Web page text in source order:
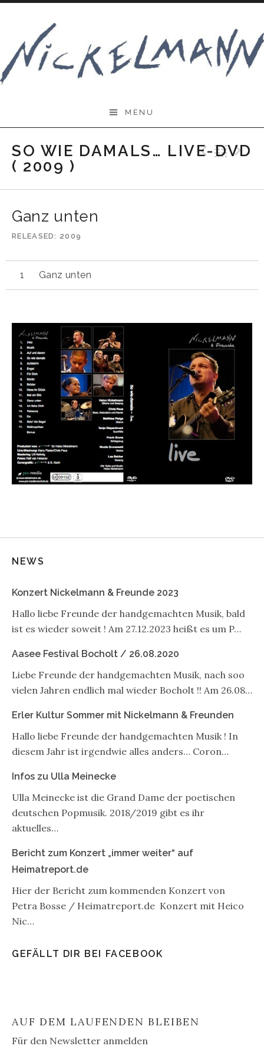
content
Nickelmann.de
MENU
SO WIE DAMALS… LIVE-DVD
( 2009 )
Ganz unten
RELEASED 2009
Ganz unten
NEWS
Konzert Nickelmann & Freunde 2023
Hallo liebe Freunde der handgemachten Musik, bald
ist es wieder soweit ! Am 27.12.2023 heißt es um P…
Aasee Festival Bocholt / 26.08.2020
Liebe Freunde der handgemachten Musik, nach soo
vielen Jahren endlich mal wieder Bocholt !! Am 26.08…
Erler Kultur Sommer mit Nickelmann & Freunden
Hallo liebe Freunde der handgemachten Musik ! In
diesem Jahr ist irgendwie alles anders… Coron…
Infos zu Ulla Meinecke
Ulla Meinecke ist die Grand Dame der poetischen
deutschen Popmusik. 2018/2019 gibt es ihr
aktuelles…
Bericht zum Konzert „immer weiter“ auf
Heimatreport.de
Hier der Bericht zum kommenden Konzert von
Petra Bosse / Heimatreport.de Konzert mit Heico
Nic…
GEFÄLLT DIR BEI FACEBOOK
AUF DEM LAUFENDEN BLEIBEN
Für den Newsletter anmelden